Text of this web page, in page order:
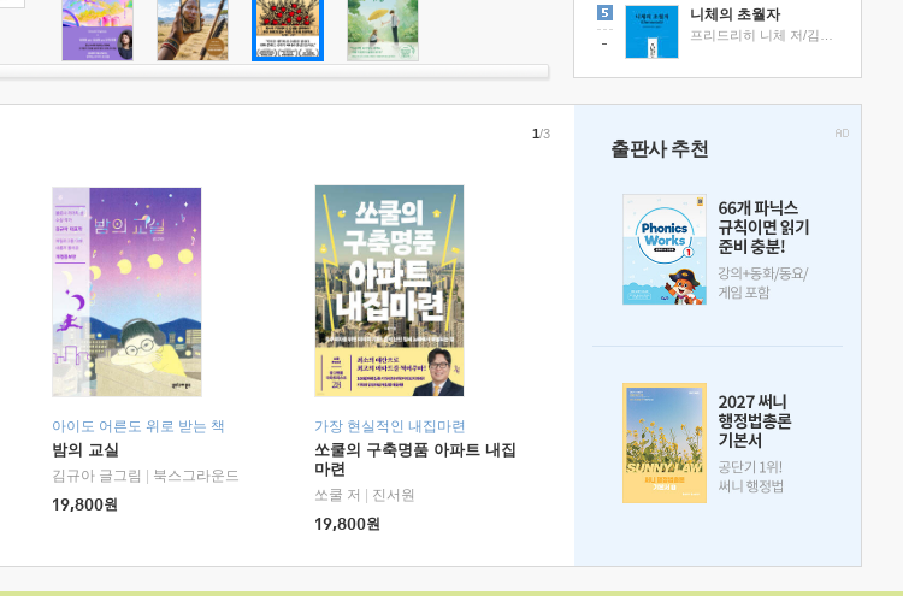
니체의 초월자
아이도 어른도 위로 받는 책
밤의 교실
김규아 글그림
북스그라운드
19,800원
가장 현실적인 내집마련
쏘쿨의 구축명품 아파트 내집
마련
쏘쿨 저
진서원
19,800원
1/3
출판사 추천